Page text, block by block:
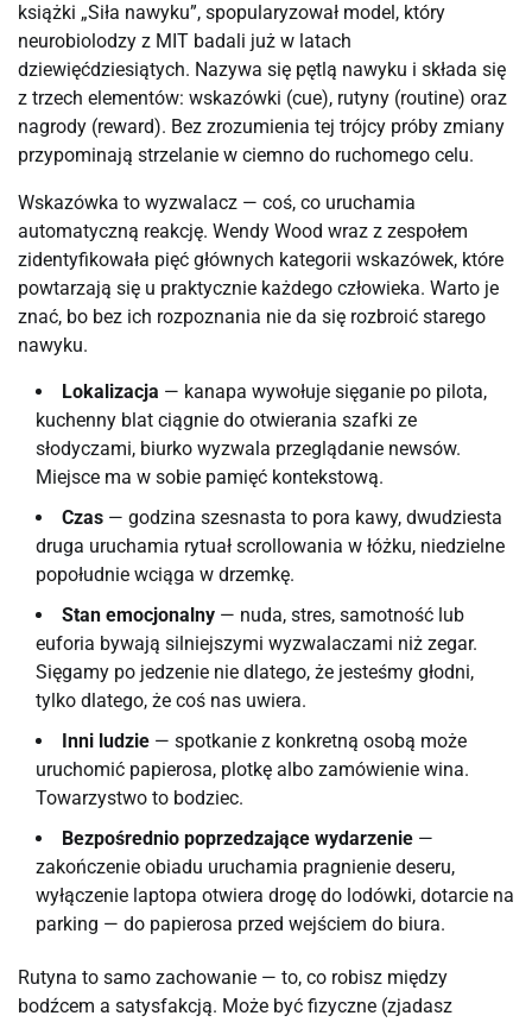
książki „Siła nawyku”, spopularyzował model, który
neurobiolodzy z MIT badali już w latach
dziewięćdziesiątych. Nazywa się pętlą nawyku i składa się
z trzech elementów: wskazówki (cue), rutyny (routine) oraz
nagrody (reward). Bez zrozumienia tej trójcy próby zmiany
przypominają strzelanie w ciemno do ruchomego celu.
Wskazówka to wyzwalacz — coś, co uruchamia
automatyczną reakcję. Wendy Wood wraz z zespołem
zidentyfikowała pięć głównych kategorii wskazówek, które
powtarzają się u praktycznie każdego człowieka. Warto je
znać, bo bez ich rozpoznania nie da się rozbroić starego
nawyku.
Lokalizacja — kanapa wywołuje sięganie po pilota,
kuchenny blat ciągnie do otwierania szafki ze
słodyczami, biurko wyzwala przeglądanie newsów.
Miejsce ma w sobie pamięć kontekstową.
Czas — godzina szesnasta to pora kawy, dwudziesta
druga uruchamia rytuał scrollowania w łóżku, niedzielne
popołudnie wciąga w drzemkę.
Stan emocjonalny — nuda, stres, samotność lub
euforia bywają silniejszymi wyzwalaczami niż zegar.
Sięgamy po jedzenie nie dlatego, że jesteśmy głodni,
tylko dlatego, że coś nas uwiera.
Inni ludzie — spotkanie z konkretną osobą może
uruchomić papierosa, plotkę albo zamówienie wina.
Towarzystwo to bodziec.
Bezpośrednio poprzedzające wydarzenie —
zakończenie obiadu uruchamia pragnienie deseru,
wyłączenie laptopa otwiera drogę do lodówki, dotarcie na
parking — do papierosa przed wejściem do biura.
Rutyna to samo zachowanie — to, co robisz między
bodźcem a satysfakcją. Może być fizyczne (zjadasz